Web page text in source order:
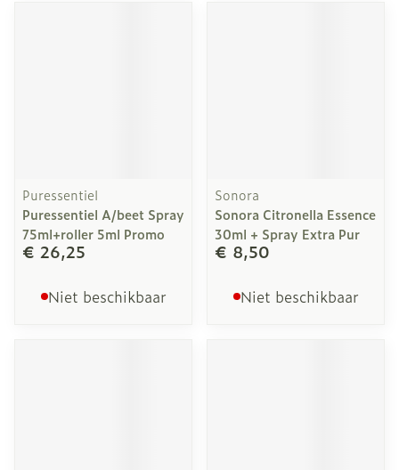
Puressentiel
Puressentiel A/beet Spray
75ml+roller 5ml Promo
€ 26,25
Niet beschikbaar
Sonora
Sonora Citronella Essence
30ml + Spray Extra Pur
€ 8,50
Niet beschikbaar